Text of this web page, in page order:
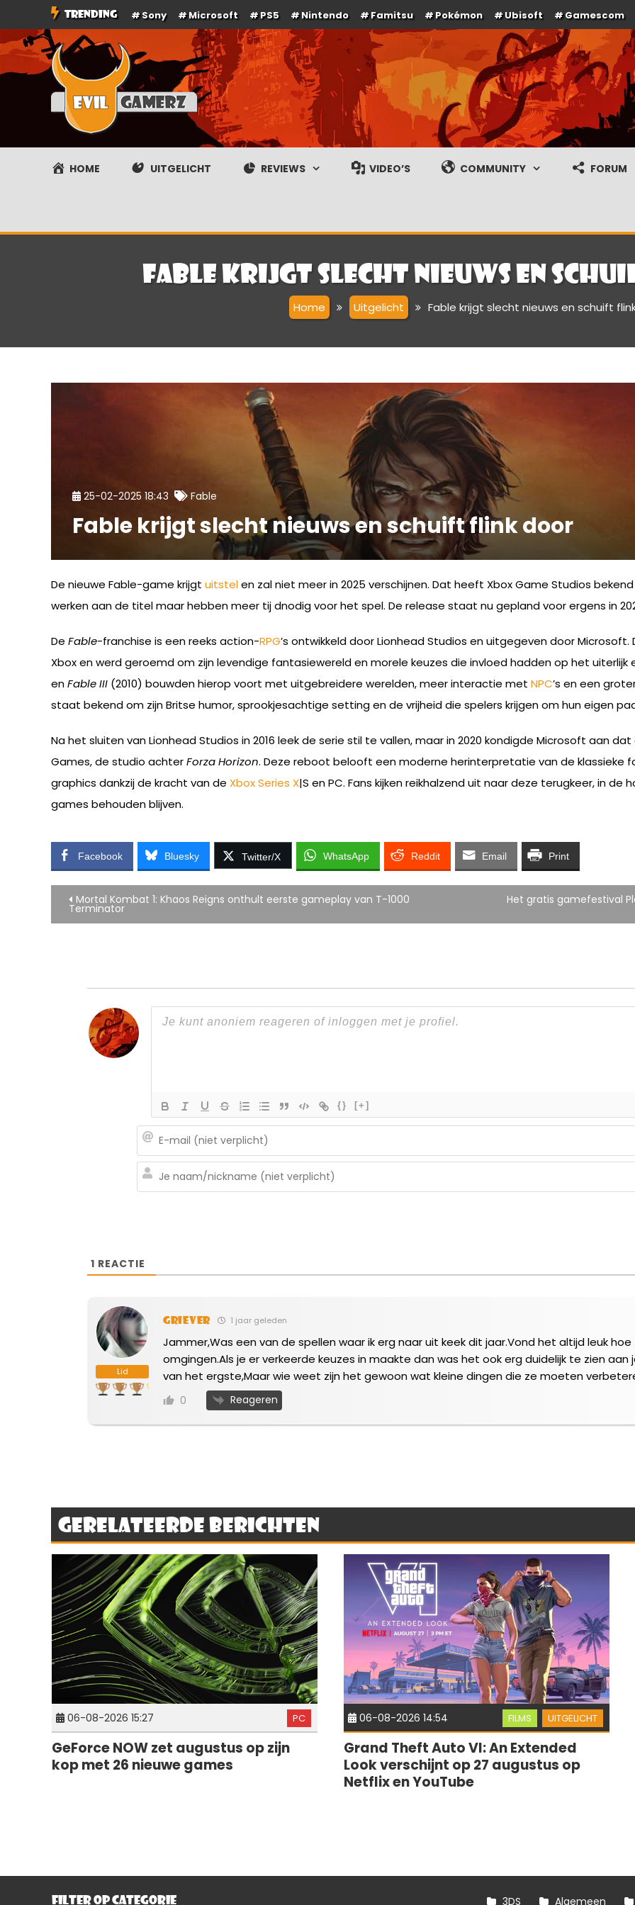
naar
de
TRENDING Sony Microsoft PS5 Nintendo Famitsu Pokémon Ubisoft Gamescom
Evilgamerz
Het meest interessante game nieuws, reviews, coverage en gameplay streams
HOME UITGELICHT REVIEWS VIDEO’S COMMUNITY FORUM
Fable krijgt slecht nieuws en
Home Uitgelicht Fable krijgt slecht nieuws en schuift
25-02-2025 18:43 Fable
Fable krijgt slecht nieuws en schuift flink door
De nieuwe Fable-game krijgt uitstelen zal niet meer in 2025 verschijnen. Dat heeft Xbox Game Studios
werken aan de titel maar hebben meer tij dnodig voor het spel. De release staat nu gepland voor ergens in
De Fable-franchise is een reeks action-RPG’s ontwikkeld door Lionhead Studios en uitgegeven door
Xbox en werd geroemd om zijn levendige fantasiewereld en morele keuzes die invloed hadden op het uiterlijk
enFable III (2010) bouwden hierop voort met uitgebreidere werelden, meer interactie met NPC’s en een
staat bekend om zijn Britse humor, sprookjesachtige setting en de vrijheid die spelers krijgen om hun eigen
Na het sluiten van Lionhead Studios in 2016 leek de serie stil te vallen, maar in 2020 kondigde Microsoft aan
Games, de studio achterForza Horizon. Deze reboot belooft een moderne herinterpretatie van de klassieke
graphics dankzij de kracht van de Xbox Series X|S en PC. Fans kijken reikhalzend uit naar deze terugkeer, in
games behouden blijven.
Facebook Bluesky Twitter/X WhatsApp Reddit Email Print
Bericht
navigatie
Mortal Kombat 1: Khaos Reigns onthult eerste gameplay van T-1000
Terminator
Het gratis gamefestival
{} [+]
1 REACTIE
Lid
Griever 1 jaar geleden
Jammer,Was een van de spellen waar ik erg naar uit keek dit jaar.Vond het altijd leuk
omgingen.Als je er verkeerde keuzes in maakte dan was het ook erg duidelijk te zien
van het ergste,Maar wie weet zijn het gewoon wat kleine dingen die ze moeten
0 Reageren
Gerelateerde berichten
06-08-2026 15:27 PC
GeForce NOW zet augustus op zijn
kop met 26 nieuwe games
06-08-2026 14:54 FILMS UITGELICHT
Grand Theft Auto VI: An Extended
Look verschijnt op 27 augustus op
Netflix en YouTube
FILTER OP CATEGORIE 3DS Algemeen